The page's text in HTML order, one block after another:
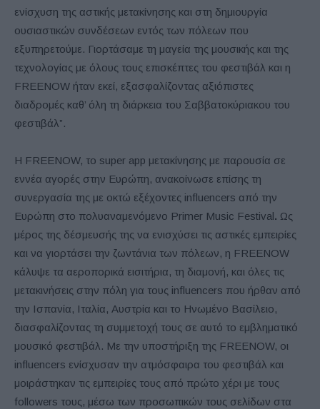
ενίσχυση της αστικής μετακίνησης και στη δημιουργία
ουσιαστικών συνδέσεων εντός των πόλεων που
εξυπηρετούμε. Γιορτάσαμε τη μαγεία της μουσικής και της
τεχνολογίας με όλους τους επισκέπτες του φεστιβάλ και η
FREENOW ήταν εκεί, εξασφαλίζοντας αξιόπιστες
διαδρομές καθ’ όλη τη διάρκεια του Σαββατοκύριακου του
φεστιβάλ”.
Η FREENOW, το super app μετακίνησης με παρουσία σε
εννέα αγορές στην Ευρώπη, ανακοίνωσε επίσης τη
συνεργασία της με οκτώ εξέχοντες influencers από την
Ευρώπη στο πολυαναμενόμενο Primer Music Festival. Ως
μέρος της δέσμευσής της να ενισχύσει τις αστικές εμπειρίες
και να γιορτάσει την ζωντάνια των πόλεων, η FREENOW
κάλυψε τα αεροπορικά εισιτήρια, τη διαμονή, και όλες τις
μετακινήσεις στην πόλη για τους influencers που ήρθαν από
την Ισπανία, Ιταλία, Αυστρία και το Ηνωμένο Βασίλειο,
διασφαλίζοντας τη συμμετοχή τους σε αυτό το εμβληματικό
μουσικό φεστιβάλ. Με την υποστήριξη της FREENOW, οι
influencers ενίσχυσαν την ατμόσφαιρα του φεστιβάλ και
μοιράστηκαν τις εμπειρίες τους από πρώτο χέρι με τους
followers τους, μέσω των προσωπικών τους σελίδων στα